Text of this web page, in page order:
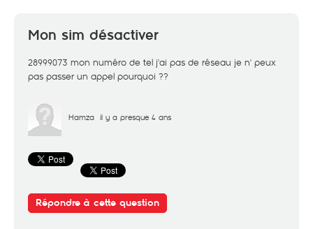
Mon sim désactiver
28999073 mon numéro de tel j'ai pas de réseau je n' peux
pas passer un appel pourquoi ??
Hamza il y a presque 4 ans
Répondre à cette question